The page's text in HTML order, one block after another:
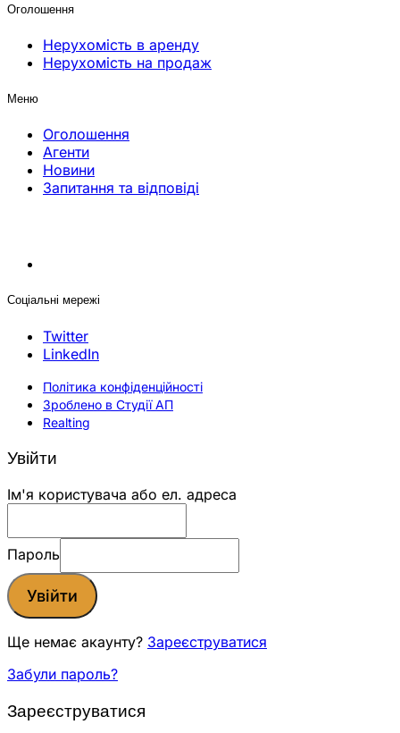
Оголошення
Нерухомість в аренду
Нерухомість на продаж
Меню
Оголошення
Агенти
Новини
Запитання та відповіді
Соціальні мережі
Twitter
LinkedIn
Політика конфіденційності
Зроблено в Студії АП
Realting
Увійти
Ім'я користувача або ел. адреса
Пароль
Увійти
Ще немає акаунту? Зареєструватися
Забули пароль?
Зареєструватися